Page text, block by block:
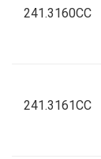
241.3160CC
241.3161CC